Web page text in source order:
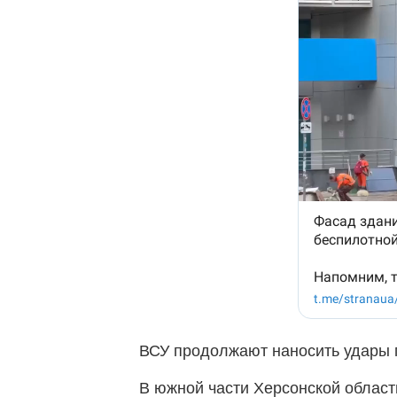
ВСУ продолжают наносить
В южной части Херсонской